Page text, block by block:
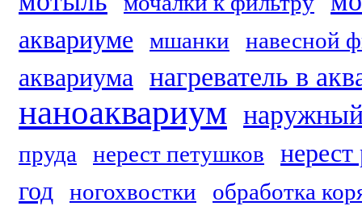
аквариуме мшанки навесной
аквариума нагреватель в
наноаквариум
пруда нерест петушков
год
ногохвостки обработка